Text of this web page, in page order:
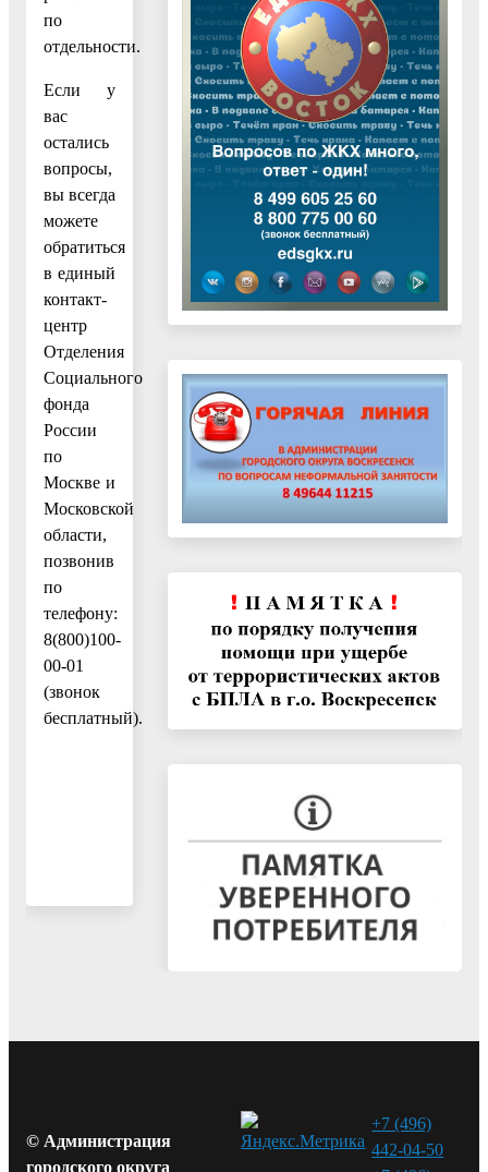
по
отдельности.
Если у
вас
остались
вопросы,
вы всегда
можете
обратиться
в единый
контакт-
центр
Отделения
Социального
фонда
России
по
Москве и
Московской
области,
позвонив
по
телефону:
8(800)100-
00-01
(звонок
бесплатный).
© Администрация
городского округа
+7 (496)
442-04-50